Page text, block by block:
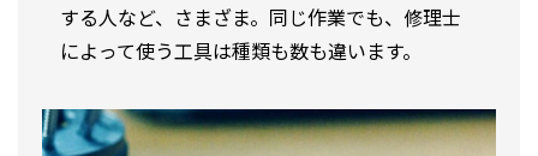
する人など、さまざま。同じ作業でも、修理士
によって使う工具は種類も数も違います。